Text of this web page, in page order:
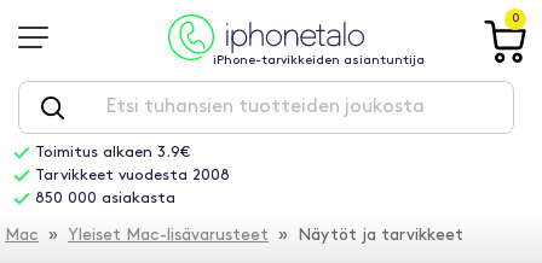
iPhone-tarvikkeiden asiantuntija
0
Toimitus alkaen 3.9€
Tarvikkeet vuodesta 2008
850 000 asiakasta
Mac » Yleiset Mac-lisävarusteet » Näytöt ja tarvikkeet